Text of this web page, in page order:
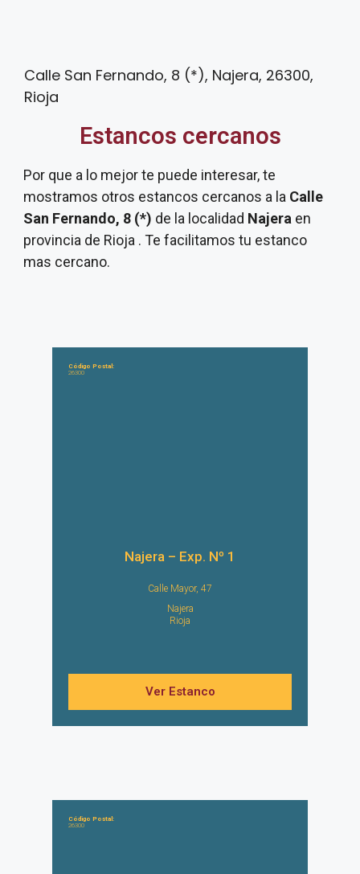
Calle San Fernando, 8 (*), Najera, 26300,
Rioja
Estancos cercanos
Por que a lo mejor te puede interesar, te
mostramos otros estancos cercanos a la Calle
San Fernando, 8 (*) de la localidad Najera en
provincia de Rioja . Te facilitamos tu estanco
mas cercano.
Código Postal:
26300
Najera – Exp. Nº 1
Calle Mayor, 47
Najera
Rioja
Ver Estanco
Código Postal:
26300